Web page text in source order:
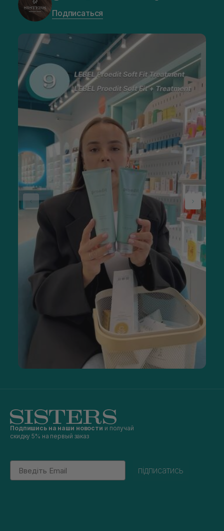
Подписаться
Подпишись на наши новости и получай
скидку 5% на первый заказ
Email
підписатись